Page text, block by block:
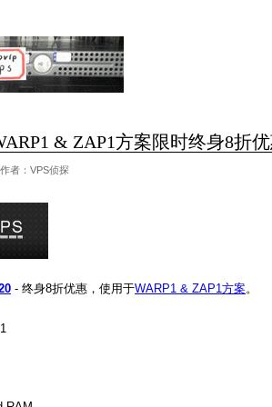
& ZAP1方案限时终身8折
者：VPS侦探
- 终身8折优惠，使用于WARP1 & ZAP1方案。